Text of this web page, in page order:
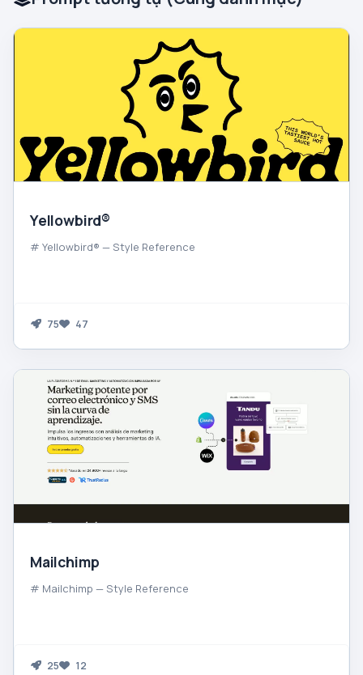
Yellowbird®
# Yellowbird® — Style Reference
75 47
Mailchimp
# Mailchimp — Style Reference
25 12